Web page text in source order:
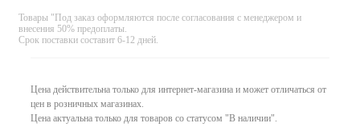
Товары "Под заказ оформляются после согласования с менеджером и
внесения 50% предоплаты.
Срок поставки составит 6-12 дней.
Цена действительна только для интернет-магазина и может отличаться от
цен в розничных магазинах.
Цена актуальна только для товаров со статусом "В наличии".